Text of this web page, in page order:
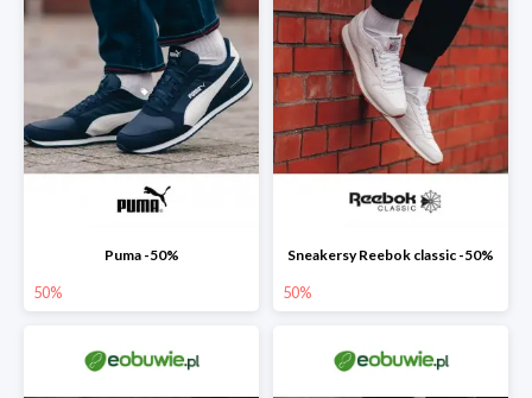
Puma -50%
50%
Sneakersy Reebok classic -50%
50%